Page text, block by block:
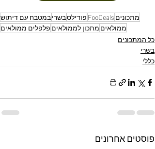
מתכונים FooDeals פודילסבשריבמטבח עם דיתוש
ממולאים מתכון לממולאים פלפלים ממולאים
כל המתכונים
בשרי
כללי
פוסטים אחרונים